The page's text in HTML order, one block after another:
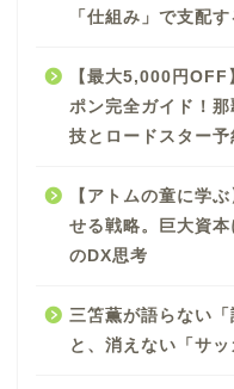
「仕組み」で支配
【最大5,000円
ポン完全ガイド！
技とロードスター予
【アトムの童に学
せる戦略。巨大資
のDX思考
三笘薫が語らない
と、消えない「サッ